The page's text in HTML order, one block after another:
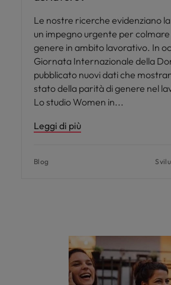
Le nostre ricerche evidenziano
un impegno urgente per colmare
genere in ambito lavorativo. In
Giornata Internazionale della
pubblicato nuovi dati che
stato della parità di genere nel
Lo studio Women in
Leggi di più
Blog